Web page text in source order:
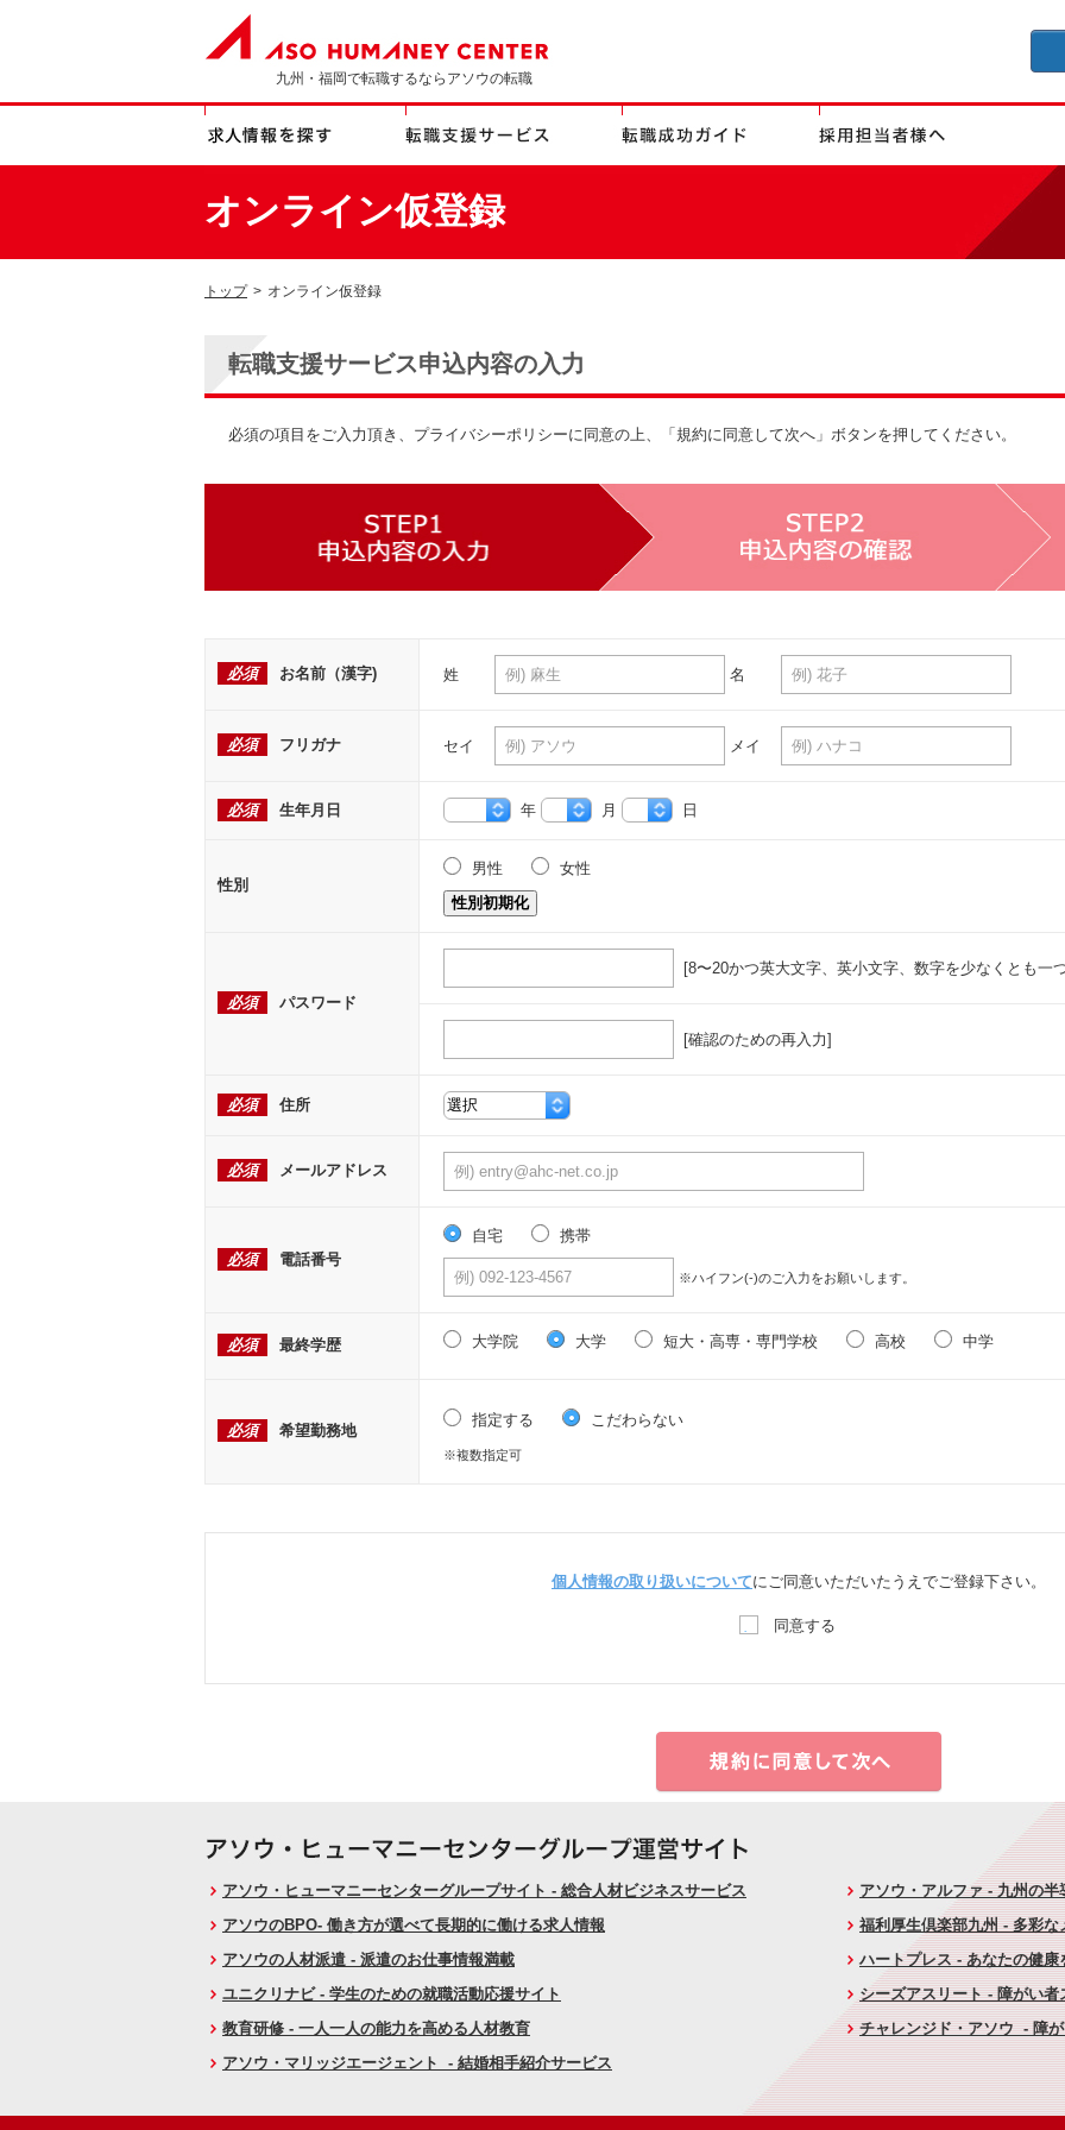
九州・福岡で転職するならアソウの転職
オンライン仮登録
トップ > オンライン仮登録
転職支援サービス申込内容の入力
必須の項目をご入力頂き、プライバシーポリシーに同意の上、「規約に同意して次へ」ボタンを押してください。
必須 お名前（漢字) 姓 名
必須 フリガナ セイ メイ
必須 生年月日 年 月 日
性別
男性
女性
性別初期化
必須 パスワード
[8〜20かつ英大文字、英小文字、数字を少なくとも一
[確認のための再入力]
必須 住所
必須 メールアドレス
必須 電話番号
自宅 携帯
※ハイフン(-)のご入力をお願いします。
必須 最終学歴 大学院 大学 短大・高専・専門学校 高校 中学
必須 希望勤務地
指定する こだわらない
※複数指定可
個人情報の取り扱いについてにご同意いただいたうえでご登録下さい。
同意する
アソウ・ヒューマニーセンターグループサイト - 総合人材ビジネスサービス
アソウのBPO- 働き方が選べて長期的に働ける求人情報
アソウの人材派遣 - 派遣のお仕事情報満載
ユニクリナビ - 学生のための就職活動応援サイト
教育研修 - 一人一人の能力を高める人材教育
アソウ・マリッジエージェント - 結婚相手紹介サービス
アソウ・アルファ - 九州の
福利厚生倶楽部九州 - 多彩
ハートプレス - あなたの健康
シーズアスリート - 障がい
チャレンジド・アソウ - 障